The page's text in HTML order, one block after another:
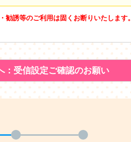
誘等のご利用は固くお断りいたします。
：受信設定ご確認のお願い